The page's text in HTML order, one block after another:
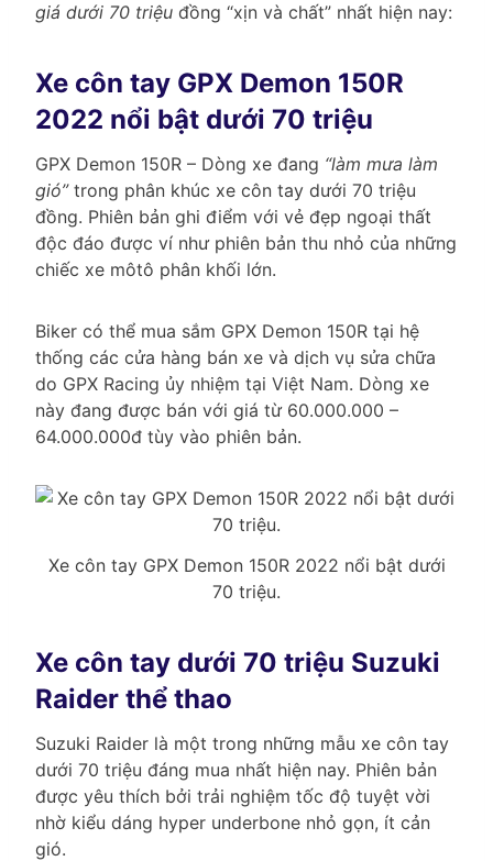
giá dưới 70 triệu đồng “xịn và chất” nhất hiện nay:
Xe côn tay GPX Demon 150R
2022 nổi bật dưới 70 triệu
GPX Demon 150R – Dòng xe đang “làm mưa làm
gió” trong phân khúc xe côn tay dưới 70 triệu
đồng. Phiên bản ghi điểm với vẻ đẹp ngoại thất
độc đáo được ví như phiên bản thu nhỏ của những
chiếc xe môtô phân khối lớn.
Biker có thể mua sắm GPX Demon 150R tại hệ
thống các cửa hàng bán xe và dịch vụ sửa chữa
do GPX Racing ủy nhiệm tại Việt Nam. Dòng xe
này đang được bán với giá từ 60.000.000 –
64.000.000đ tùy vào phiên bản.
Xe côn tay GPX Demon 150R 2022 nổi bật dưới
70 triệu.
Xe côn tay dưới 70 triệu Suzuki
Raider thể thao
Suzuki Raider là một trong những mẫu xe côn tay
dưới 70 triệu đáng mua nhất hiện nay. Phiên bản
được yêu thích bởi trải nghiệm tốc độ tuyệt vời
nhờ kiểu dáng hyper underbone nhỏ gọn, ít cản
gió.